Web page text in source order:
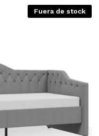
Fuera de stock